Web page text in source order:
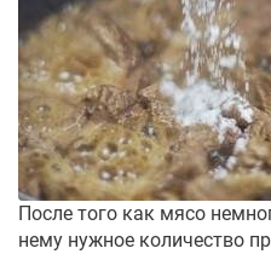
После того как мясо
нему нужное количество